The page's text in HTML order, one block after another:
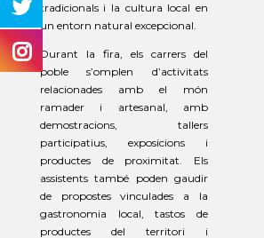
tradicionals i la cultura local en
un entorn natural excepcional.
Durant la fira, els carrers del
poble s’omplen d’activitats
relacionades amb el món
ramader i artesanal, amb
demostracions, tallers
participatius, exposicions i
productes de proximitat. Els
assistents també poden gaudir
de propostes vinculades a la
gastronomia local, tastos de
productes del territori i